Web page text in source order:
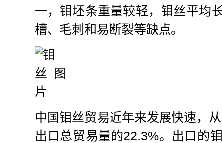
一，钼坯条重量较轻，钼丝平均
槽、毛刺和易断裂等缺点。
中国钼丝贸易近年来发展快速，
出口总贸易量的22.3%。出口的